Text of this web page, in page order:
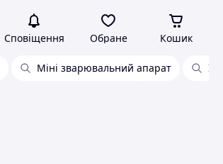
Сповіщення Обране Кошик
Міні зварювальний апарат